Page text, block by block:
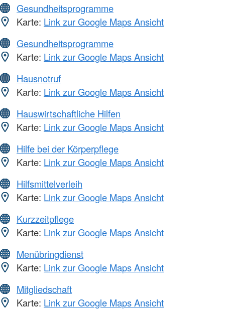
Gesundheitsprogramme
Karte: Link zur Google Maps Ansicht
Gesundheitsprogramme
Karte: Link zur Google Maps Ansicht
Hausnotruf
Karte: Link zur Google Maps Ansicht
Hauswirtschaftliche Hilfen
Karte: Link zur Google Maps Ansicht
Hilfe bei der Körperpflege
Karte: Link zur Google Maps Ansicht
Hilfsmittelverleih
Karte: Link zur Google Maps Ansicht
Kurzzeitpflege
Karte: Link zur Google Maps Ansicht
Menübringdienst
Karte: Link zur Google Maps Ansicht
Mitgliedschaft
Karte: Link zur Google Maps Ansicht